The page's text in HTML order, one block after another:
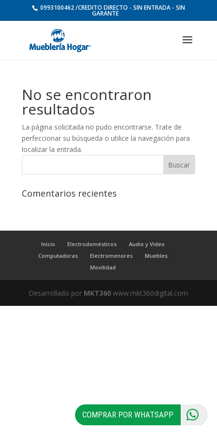
0993100462 /CREDITO DIRECTO - SIN ENTRADA - SIN
GARANTE
No se encontraron
resultados
La página solicitada no pudo encontrarse. Trate de
perfeccionar su búsqueda o utilice la navegación para
localizar la entrada.
Comentarios recientes
Inicio Electrodomésticos
Audio y Video
Computadoras
Electromenores
Muebles
Movilidad
Desarrollado por MKT360 www.mkt360digital.com
COMPRAR POR WHATSAPP